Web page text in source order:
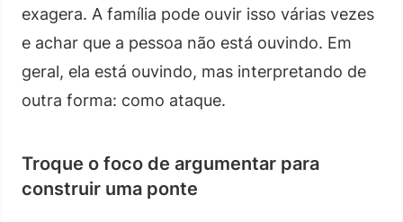
exagera. A família pode ouvir isso várias vezes
e achar que a pessoa não está ouvindo. Em
geral, ela está ouvindo, mas interpretando de
outra forma: como ataque.
Troque o foco de argumentar para
construir uma ponte